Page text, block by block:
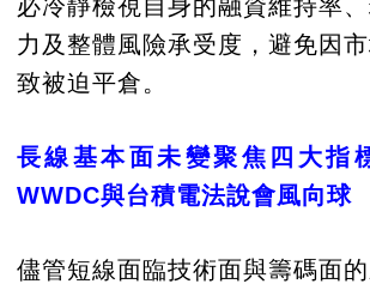
必冷靜檢視自身的融資維持率
力及整體風險承受度，避免因
致被迫平倉。
長線基本面未變聚焦四大指
WWDC與台積電法說會風向球
儘管短線面臨技術面與籌碼面